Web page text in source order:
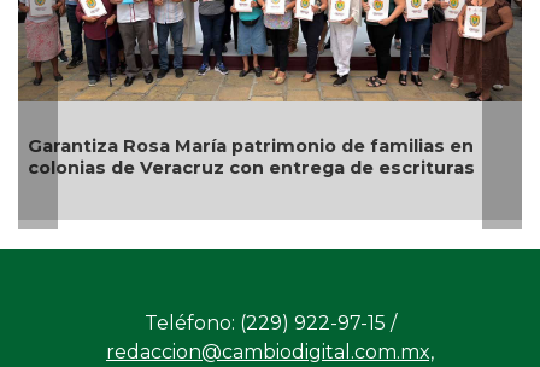
Rosa María patrimonio de familias en
de Veracruz con entrega de escrituras
Teléfono: (229) 922-97-15 /
redaccion@cambiodigital.com.mx,